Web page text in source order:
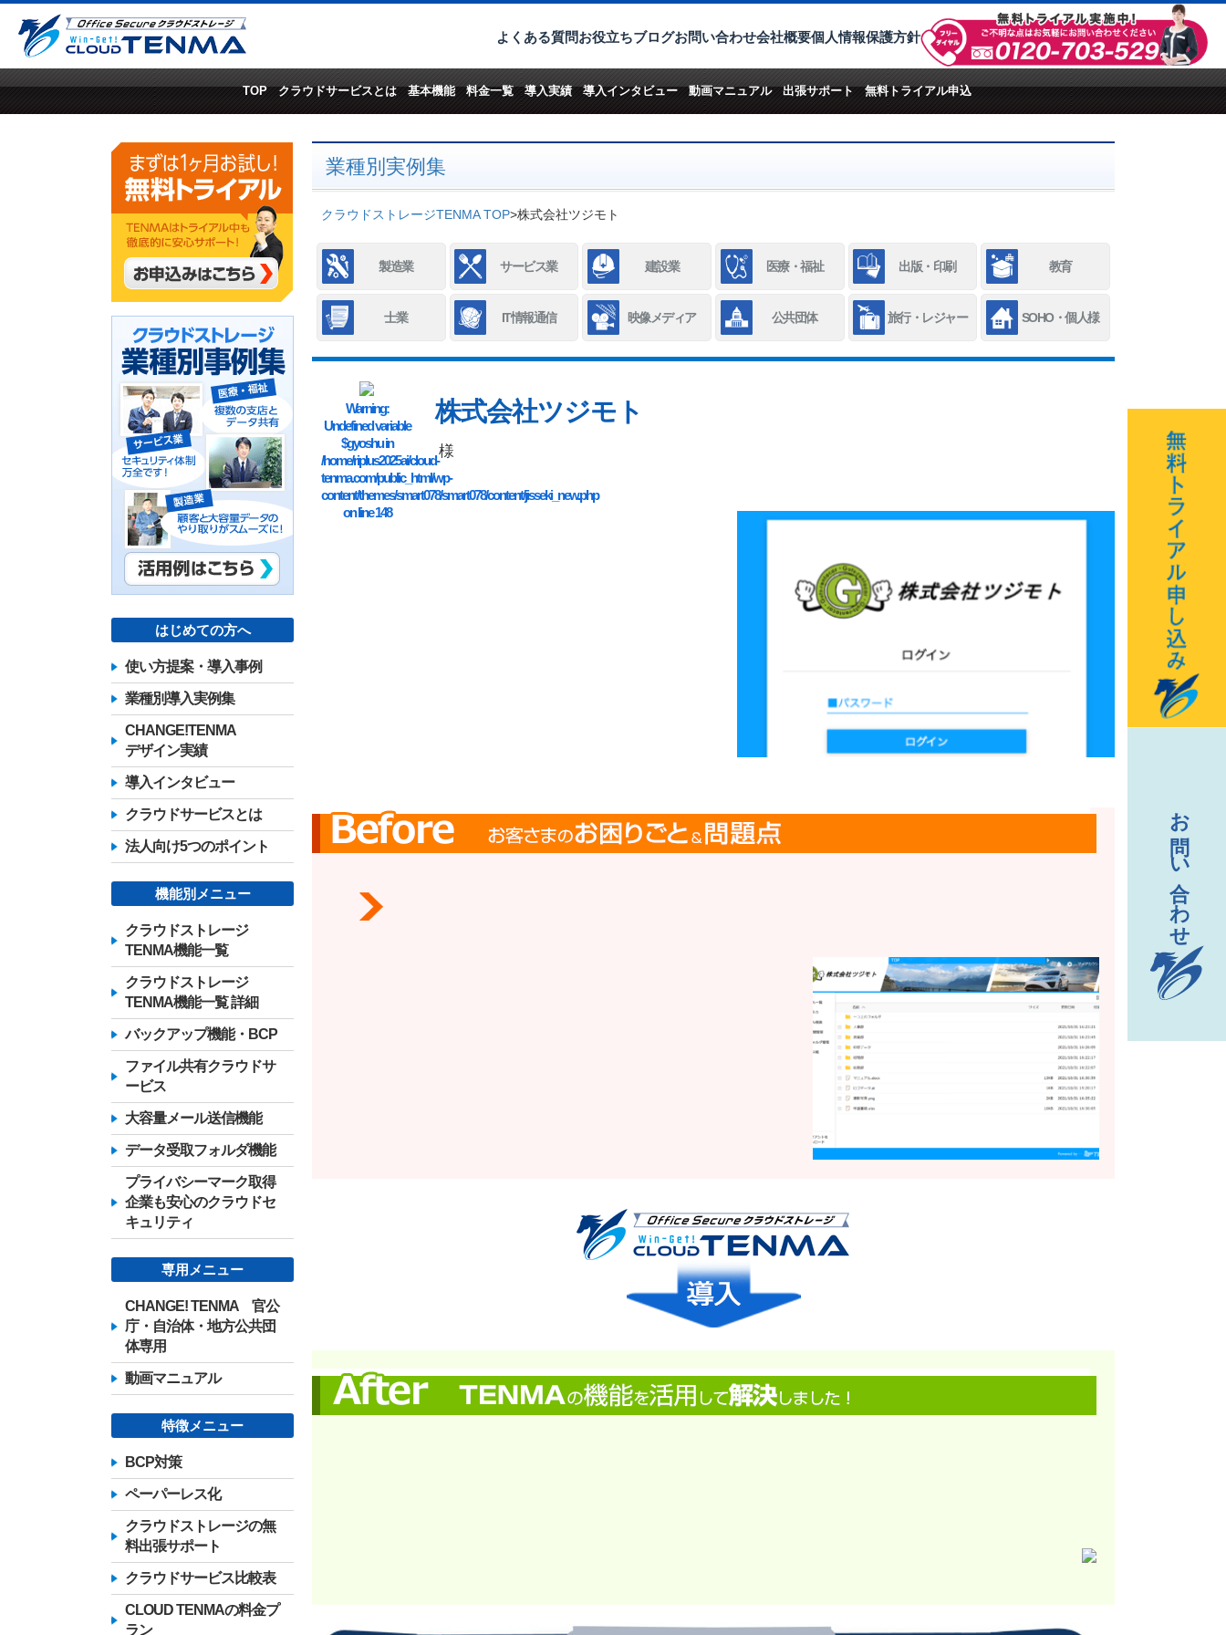
よくある質問お役立ちブログお問い合わせ会社概要個人情報保護方針
TOP クラウドサービスとは 基本機能 料金一覧 導入実績 導入インタビュー 動画マニュアル 出張サポート 無料トライアル申込
業種別実例集
クラウドストレージTENMA TOP>株式会社ツジモト
製造業 サービス業 建設業 医療・福祉 出版・印刷 教育
士業 IT情報通信 映像メディア 公共団体 旅行・レジャー SOHO・個人様
Warning:
Undefined variable
$gyoshu in
/home/riplus2025ai/cloud-
tenma.com/public_html/wp-
content/themes/smart078/smart078/content/jisseki_new.php
on line148
株式会社ツジモト
様
はじめての方へ
使い方提案・導入事例
業種別導入実例集
CHANGE!TENMA
デザイン実績
導入インタビュー
クラウドサービスとは
法人向け5つのポイント
機能別メニュー
クラウドストレージ
TENMA機能一覧
クラウドストレージ
TENMA機能一覧 詳細
バックアップ機能・BCP
ファイル共有クラウドサ
ービス
大容量メール送信機能
データ受取フォルダ機能
プライバシーマーク取得
企業も安心のクラウドセ
キュリティ
専用メニュー
CHANGE! TENMA 官公
庁・自治体・地方公共団
体専用
動画マニュアル
特徴メニュー
BCP対策
ペーパーレス化
クラウドストレージの無
料出張サポート
クラウドサービス比較表
CLOUD TENMAの料金プ
ラン